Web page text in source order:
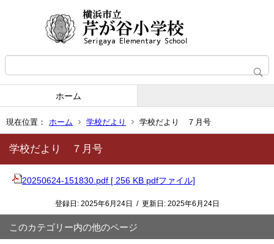
ホーム
現在位置： ホーム 学校だより 学校だより ７月号
学校だより ７月号
20250624-151830.pdf [ 256 KB pdfファイル]
登録日: 2025年6月24日 / 更新日: 2025年6月24日
このカテゴリー内の他のページ